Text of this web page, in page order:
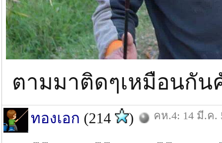
ตามมาติดๆเหมือนกัน
ทองเอก (214 ) คห.4: 14 มี.ค.